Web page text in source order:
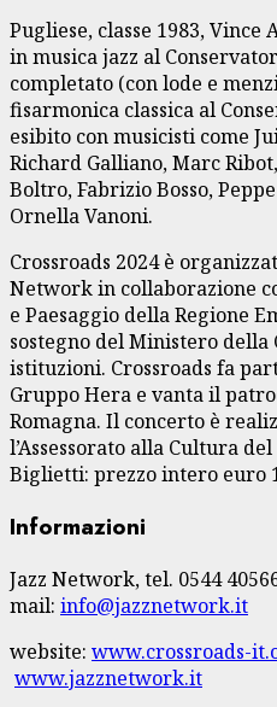
Pugliese, classe 1983,
in musica jazz al
completato (con lode e
fisarmonica classica al
esibito con musicisti come
Richard Galliano, Marc
Boltro, Fabrizio Bosso,
Ornella Vanoni.
Crossroads 2024 è
Network in collaborazione
e Paesaggio della Regione
sostegno del Ministero
istituzioni. Crossroads fa
Gruppo Hera e vanta il
Romagna. Il concerto è
l’Assessorato alla Cultura
Biglietti: prezzo intero euro
Informazioni
Jazz Network, tel. 0544
mail: info@jazznetwork.it
website: www.crossroads-
www.jazznetwork.it